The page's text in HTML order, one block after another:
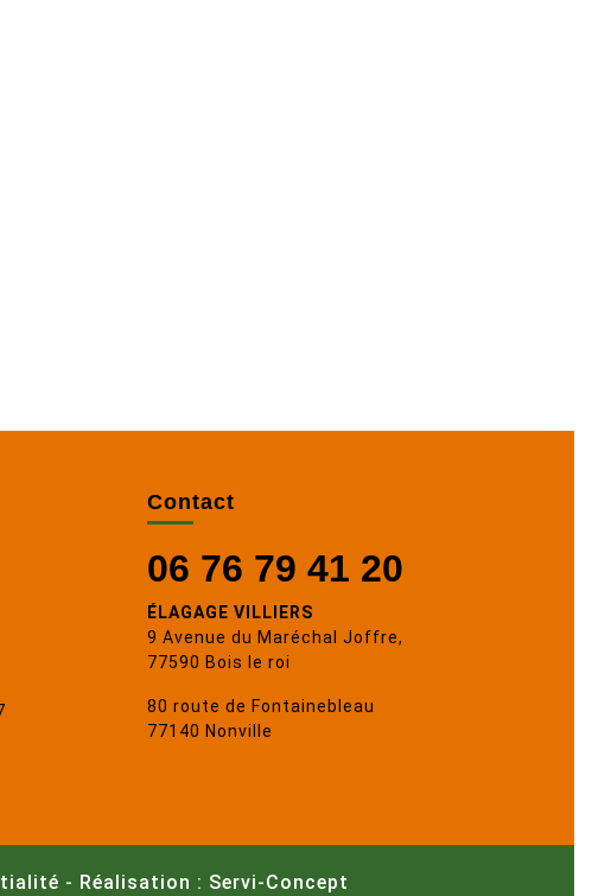
Contact
06 76 79 41 20
ÉLAGAGE VILLIERS
9 Avenue du Maréchal Joffre,
77590 Bois le roi
80 route de Fontainebleau
77140 Nonville
- Réalisation : Servi-Concept